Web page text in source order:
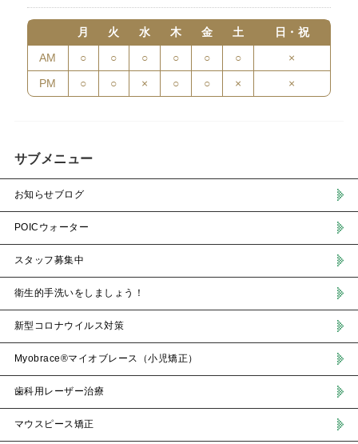
月 火 水 木 金 土
日・祝
AM
○ ○ ○ ○ ○ ○
×
PM
○ ○ × ○ ○ × ×
サブメニュー
お知らせブログ
POICウォーター
スタッフ募集中
衛生的手洗いをしましょう！
新型コロナウイルス対策
Myobrace®マイオブレース（小児矯正）
歯科用レーザー治療
マウスピース矯正